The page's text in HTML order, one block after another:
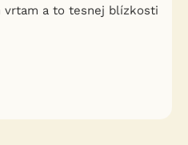
vrtam a to tesnej blízkosti